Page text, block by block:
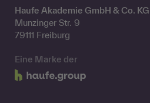
Haufe Akademie GmbH & Co. KG
Munzinger Str. 9
79111 Freiburg
Eine Marke der